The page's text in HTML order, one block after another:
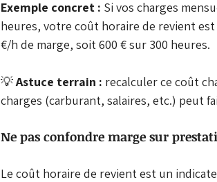
Exemple concret : Si vos charges
heures, votre coût horaire de revient est
€/h de marge, soit 600 € sur 300 heures.
💡 Astuce terrain : recalculer ce coût
charges (carburant, salaires, etc.) peut
Ne pas confondre marge sur
Le coût horaire de revient est un